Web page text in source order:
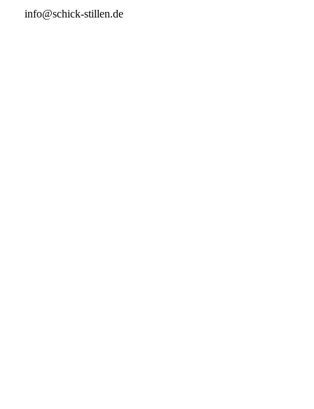
info@schick-stillen.de